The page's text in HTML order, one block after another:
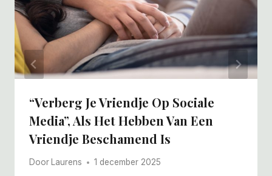
“Verberg Je Vriendje Op Sociale
Media”, Als Het Hebben Van Een
Vriendje Beschamend Is
Door Laurens 1 december 2025